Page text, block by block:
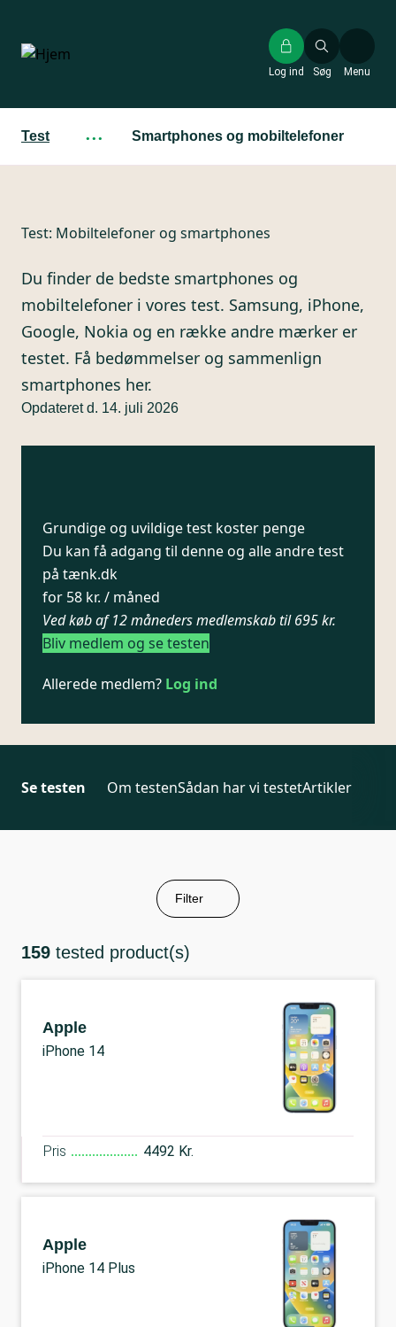
hovedindhold
Søg
Log ind Menu
Test ··· Smartphones og mobiltelefoner
Test: Mobiltelefoner og smartphones
Du finder de bedste smartphones og
mobiltelefoner i vores test. Samsung, iPhone,
Google, Nokia og en række andre mærker er
testet. Få bedømmelser og sammenlign
smartphones her.
Opdateret d. 14. juli 2026
Grundige og uvildige test koster penge
Du kan få adgang til denne og alle andre test
på tænk.dk
for 58 kr. / måned
Ved køb af 12 måneders medlemskab til 695 kr.
Bliv medlem og se testen
Allerede medlem? Log ind
Se testen Om testenSådan har vi testetArtikler
Filter
159 tested product(s)
Apple
iPhone 14
Pris 4492 Kr.
Apple
iPhone 14 Plus